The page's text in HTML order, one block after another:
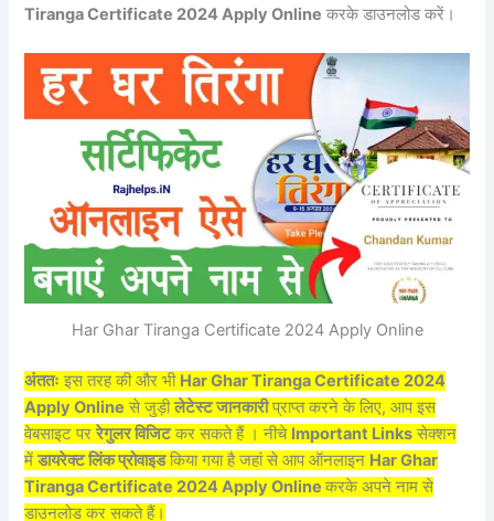
Tiranga Certificate 2024 Apply Online करके डाउनलोड करें।
Har Ghar Tiranga Certificate 2024 Apply Online
अंततः इस तरह की और भी Har Ghar Tiranga Certificate 2024
Apply Online से जुड़ीलेटेस्ट जानकारीप्राप्त करने के लिए, आप इस
वेबसाइट पररेगुलर विजिटकर सकते हैं । नीचे Important Links सेक्शन
मेंडायरेक्ट लिंक प्रोवाइडकिया गया है जहां से आप ऑनलाइन Har Ghar
Tiranga Certificate 2024 Apply Onlineकरके अपने नाम से
डाउनलोड कर सकते हैं।